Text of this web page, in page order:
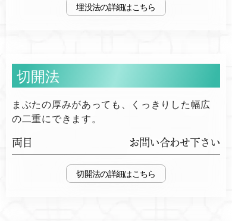
埋没法
切開法
まぶたの厚みがあっても、くっきりした幅広
の二重にできます。
両目 お問い合わせ下さい
切開法